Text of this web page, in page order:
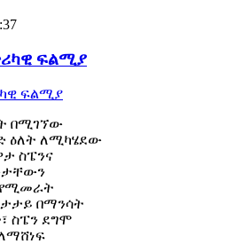
ፍልሚያ
በሚገኘው
ዕለት ለሚካሄደው
ስፔንና
የሚመራት
በማንሳት
ስፔን ደግሞ